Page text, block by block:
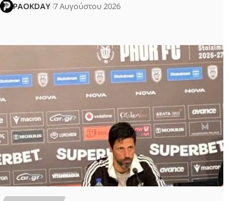
PAOKDAY 7 Αυγούστου 2026